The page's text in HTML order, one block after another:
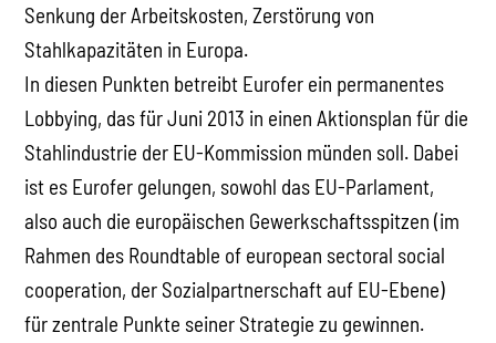
Senkung der Arbeitskosten, Zerstörung von
Stahlkapazitäten in Europa.
In diesen Punkten betreibt Eurofer ein permanentes
Lobbying, das für Juni 2013 in einen Aktionsplan für die
Stahlindustrie der EU-Kommission münden soll. Dabei
ist es Eurofer gelungen, sowohl das EU-Parlament,
also auch die europäischen Gewerkschaftsspitzen (im
Rahmen des Roundtable of european sectoral social
cooperation, der Sozialpartnerschaft auf EU-Ebene)
für zentrale Punkte seiner Strategie zu gewinnen.